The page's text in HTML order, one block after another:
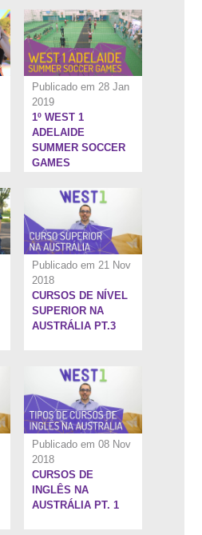
Publicado em 28 Jan
2019
1º WEST 1
ADELAIDE
SUMMER SOCCER
GAMES
Publicado em 21 Nov
2018
CURSOS DE NÍVEL
SUPERIOR NA
AUSTRÁLIA PT.3
Publicado em 08 Nov
2018
CURSOS DE
INGLÊS NA
AUSTRÁLIA PT. 1